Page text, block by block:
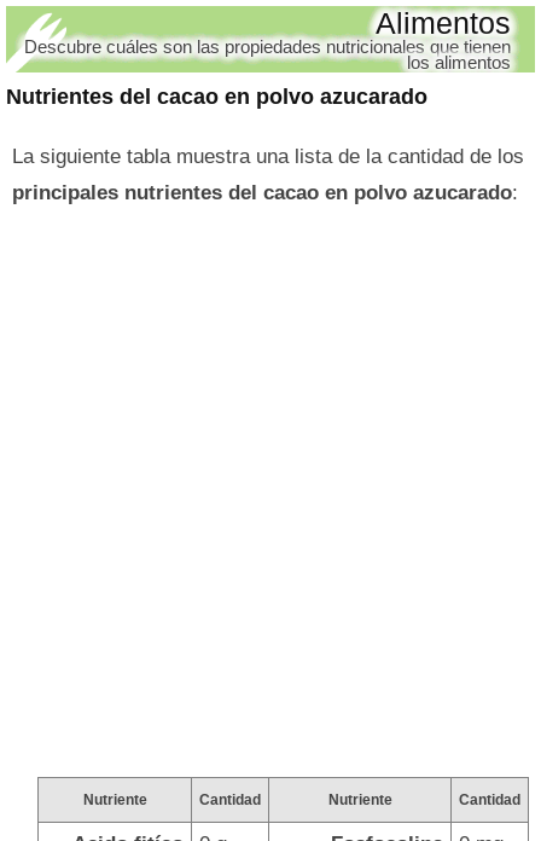
Nutrientes del cacao en polvo azucarado
Alimentos
Descubre cuáles son las propiedades nutricionales que tienen
los alimentos
La siguiente tabla muestra una lista de la cantidad de los
principales nutrientes del cacao en polvo azucarado:
Nutriente Cantidad Nutriente Cantidad